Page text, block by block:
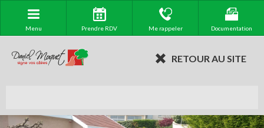
Menu Prendre RDV Me rappeler Documentation
RETOUR AU SITE